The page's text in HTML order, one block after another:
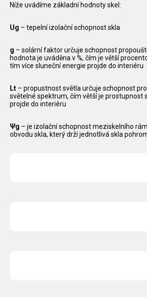
Níže uvádíme základní hodnoty skel:
Ug – tepelní izolační schopnost skla
g – solární faktor určuje schopnost
hodnota je uváděna v %, čím je větší
tím více sluneční energie projde do interiéru
Lt – propustnost světla určuje schopnost
světelné spektrum, čím větší je prostupnost
projde do interiéru
Ψg – je izolační schopnost meziskelního
obvodu skla, který drží jednotlivá skla